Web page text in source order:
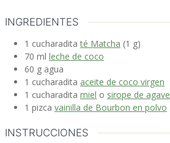
INGREDIENTES
1 cucharadita té Matcha (1 g)
70 ml leche de coco
60 g agua
1 cucharadita aceite de coco virgen
1 cucharadita miel o sirope de agave
1 pizca vainilla de Bourbon en polvo
INSTRUCCIONES